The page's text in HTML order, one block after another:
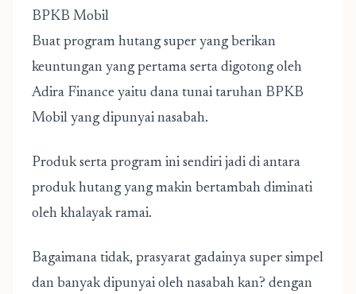
BPKB Mobil
Buat program hutang super yang berikan
keuntungan yang pertama serta digotong oleh
Adira Finance yaitu dana tunai taruhan BPKB
Mobil yang dipunyai nasabah.
Produk serta program ini sendiri jadi di antara
produk hutang yang makin bertambah diminati
oleh khalayak ramai.
Bagaimana tidak, prasyarat gadainya super simpel
dan banyak dipunyai oleh nasabah kan? dengan